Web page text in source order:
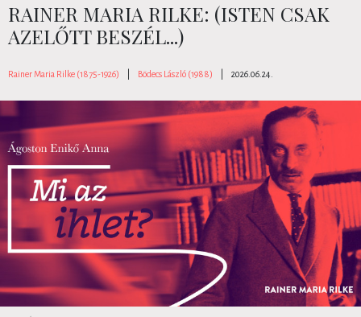
RAINER MARIA RILKE: (ISTEN CSAK
AZELŐTT BESZÉL...)
Rainer Maria Rilke (1875-1926) Bödecs László (1988) 2026.06.24.